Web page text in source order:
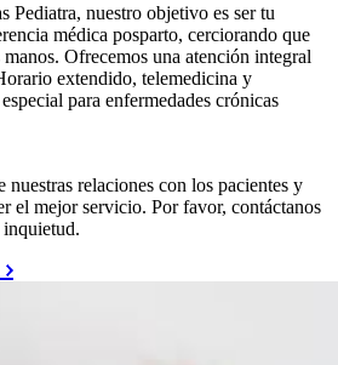
Pediatra, nuestro objetivo es ser tu
médica posparto, cerciorando que
manos. Ofrecemos una atención integral
extendido, telemedicina y
para enfermedades crónicas
nuestras relaciones con los pacientes y
el mejor servicio. Por favor, contáctanos